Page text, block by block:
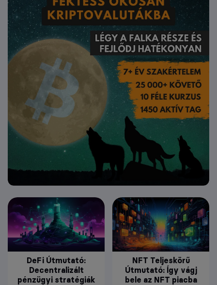
DeFi Útmutató:
Decentralizált
pénzügyi stratégiák
NFT Teljeskörű
Útmutató: Így vágj
bele az NFT piacba